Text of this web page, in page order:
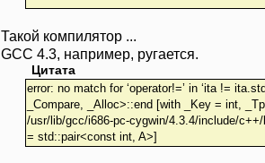
Такой компилятор ...
GCC 4.3, например, ругается.
Цитата
error: no match for ‘operator!=’ in ‘ita !=
_Compare, _Alloc>::end [with _Key = int,
/usr/lib/gcc/i686-pc-cygwin/4.3.4/include/
= std::pair<const int, A>]